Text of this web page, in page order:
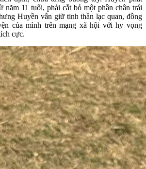
năm 11 tuổi, phải cắt bỏ một phần chân trái
Huyền vẫn giữ tinh thần lạc quan, đồng
của mình trên mạng xã hội với hy vọng
cực.